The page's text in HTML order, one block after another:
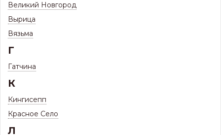
Карта цветов и наличия металла
Великий Новгород
Вырица
Вязьма
Г
Гатчина
К
Кингисепп
Красное Село
Л